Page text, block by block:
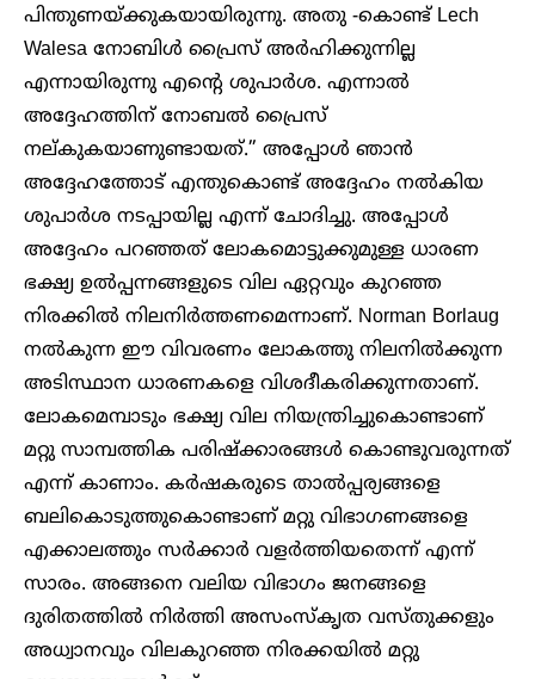
പിന്തുണയ്ക്കുകയായിരുന്നു. അതു -കൊണ്ട് Lech
Walesa നോബിൾ പ്രൈസ് അർഹിക്കുന്നില്ല
എന്നായിരുന്നു എന്റെ ശുപാർശ. എന്നാൽ
അദ്ദേഹത്തിന് നോബൽ പ്രൈസ്
നല്കുകയാണുണ്ടായത്.” അപ്പോൾ ഞാൻ
അദ്ദേഹത്തോട് എന്തുകൊണ്ട് അദ്ദേഹം നൽകിയ
ശുപാർശ നടപ്പായില്ല എന്ന് ചോദിച്ചു. അപ്പോൾ
അദ്ദേഹം പറഞ്ഞത് ലോകമൊട്ടുക്കുമുള്ള ധാരണ
ഭക്ഷ്യ ഉൽപ്പന്നങ്ങളുടെ വില ഏറ്റവും കുറഞ്ഞ
നിരക്കിൽ നിലനിർത്തണമെന്നാണ്. Norman Borlaug
നൽകുന്ന ഈ വിവരണം ലോകത്തു നിലനിൽക്കുന്ന
അടിസ്ഥാന ധാരണകളെ വിശദീകരിക്കുന്നതാണ്‌.
ലോകമെമ്പാടും ഭക്ഷ്യ വില നിയന്ത്രിച്ചുകൊണ്ടാണ്
മറ്റു സാമ്പത്തിക പരിഷ്‌ക്കാരങ്ങൾ കൊണ്ടുവരുന്നത്
എന്ന് കാണാം. കർഷകരുടെ താൽപ്പര്യങ്ങളെ
ബലികൊടുത്തുകൊണ്ടാണ് മറ്റു വിഭാഗണങ്ങളെ
എക്കാലത്തും സർക്കാർ വളർത്തിയതെന്ന്‌ എന്ന്
സാരം. അങ്ങനെ വലിയ വിഭാഗം ജനങ്ങളെ
ദുരിതത്തിൽ നിർത്തി അസംസ്കൃത വസ്തുക്കളും
അധ്വാനവും വിലകുറഞ്ഞ നിരക്കയിൽ മറ്റു